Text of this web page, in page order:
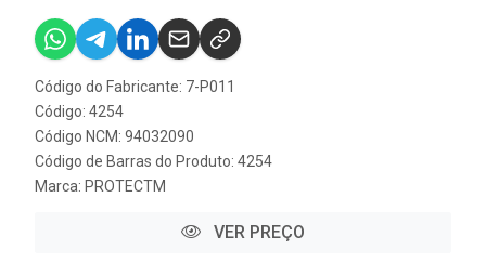
Código do Fabricante: 7-P011
Código: 4254
Código NCM: 94032090
Código de Barras do Produto: 4254
Marca: PROTECTM
VER PREÇO